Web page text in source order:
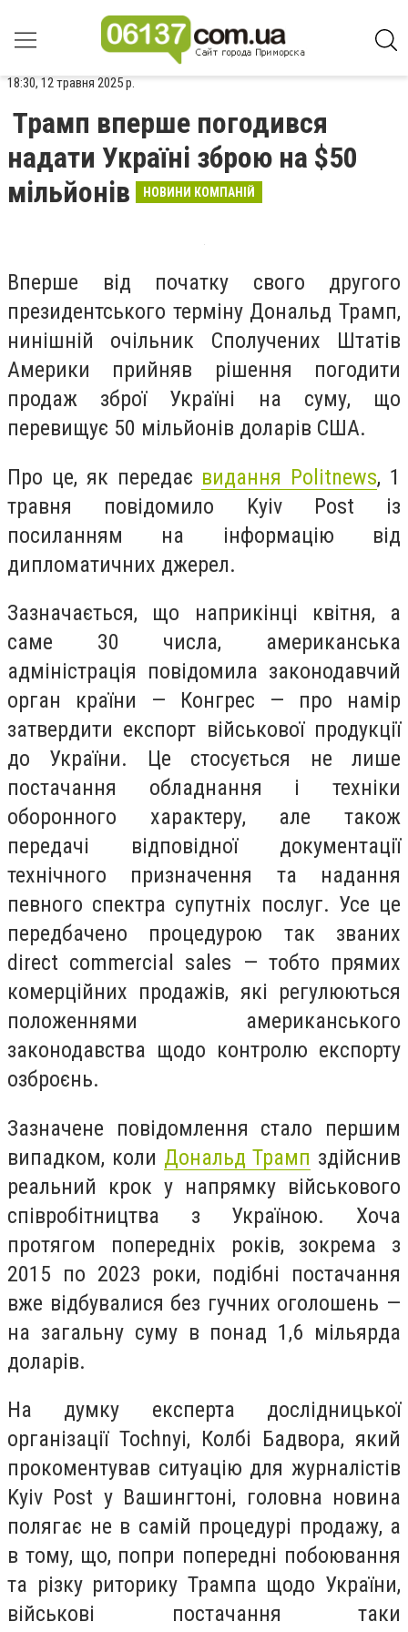
18:30, 12 травня 2025 р.
Трамп вперше погодився
надати Україні зброю на $50
мільйонів
НОВИНИ КОМПАНІЙ
Вперше від початку свого другого
президентського терміну Дональд Трамп,
нинішній очільник Сполучених Штатів
Америки прийняв рішення погодити
продаж зброї Україні на суму, що
перевищує 50 мільйонів доларів США.
Про це, як передає видання Politnews, 1
травня повідомило Kyiv Post із
посиланням на інформацію від
дипломатичних джерел.
Зазначається, що наприкінці квітня, а
саме 30 числа, американська
адміністрація повідомила законодавчий
орган країни — Конгрес — про намір
затвердити експорт військової продукції
до України. Це стосується не лише
постачання обладнання і техніки
оборонного характеру, але також
передачі відповідної документації
технічного призначення та надання
певного спектра супутніх послуг. Усе це
передбачено процедурою так званих
direct commercial sales — тобто прямих
комерційних продажів, які регулюються
положеннями американського
законодавства щодо контролю експорту
озброєнь.
Зазначене повідомлення стало першим
випадком, коли Дональд Трамп здійснив
реальний крок у напрямку військового
співробітництва з Україною. Хоча
протягом попередніх років, зокрема з
2015 по 2023 роки, подібні постачання
вже відбувалися без гучних оголошень —
на загальну суму в понад 1,6 мільярда
доларів.
На думку експерта дослідницької
організації Tochnyi, Колбі Бадвора, який
прокоментував ситуацію для журналістів
Kyiv Post у Вашингтоні, головна новина
полягає не в самій процедурі продажу, а
в тому, що, попри попередні побоювання
та різку риторику Трампа щодо України,
військові постачання таки